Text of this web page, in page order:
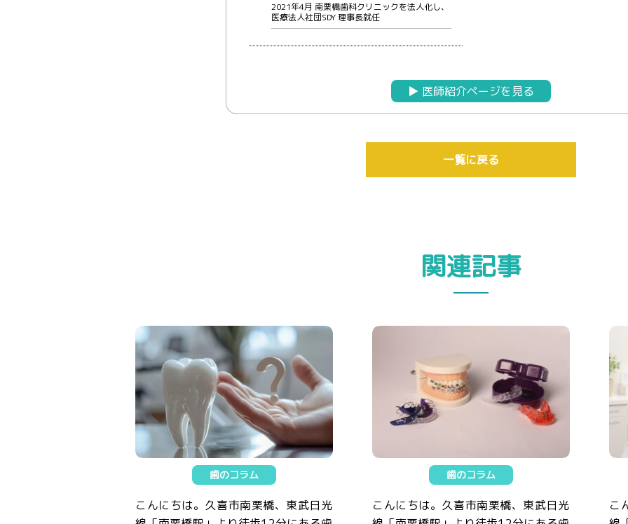
2021年4月 南栗橋歯科クリニックを法人化し、
医療法人社団SDY 理事長就任
▶︎ 医師紹介ページを見る
一覧に戻る
関連記事
歯のコラム
こんにちは。久喜市南栗橋、東武日光
歯のコラム
こんにちは。久喜市南栗橋、東武日光
こ